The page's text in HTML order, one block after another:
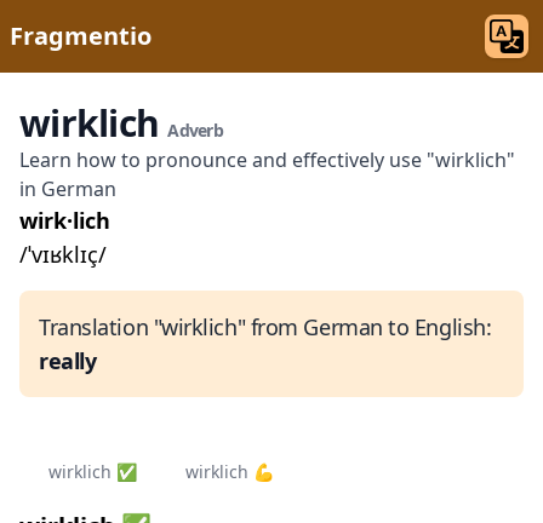
Fragmentio
wirklichAdverb
Learn how to pronounce and effectively use "wirklich"
in German
wirk·lich
/ˈvɪʁklɪç/
Translation "wirklich" from German to English:
really
wirklich ✅ wirklich 💪